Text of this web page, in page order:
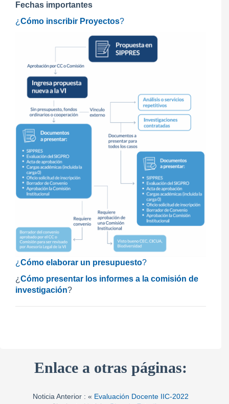
Fechas importantes
¿ Cómo inscribir Proyectos?
¿ Cómo elaborar un presupuesto?
¿ Cómo presentar los informes a la comisión de
investigación?
Enlace a otras páginas:
Noticia Anterior : « Evaluación Docente IIC-2022